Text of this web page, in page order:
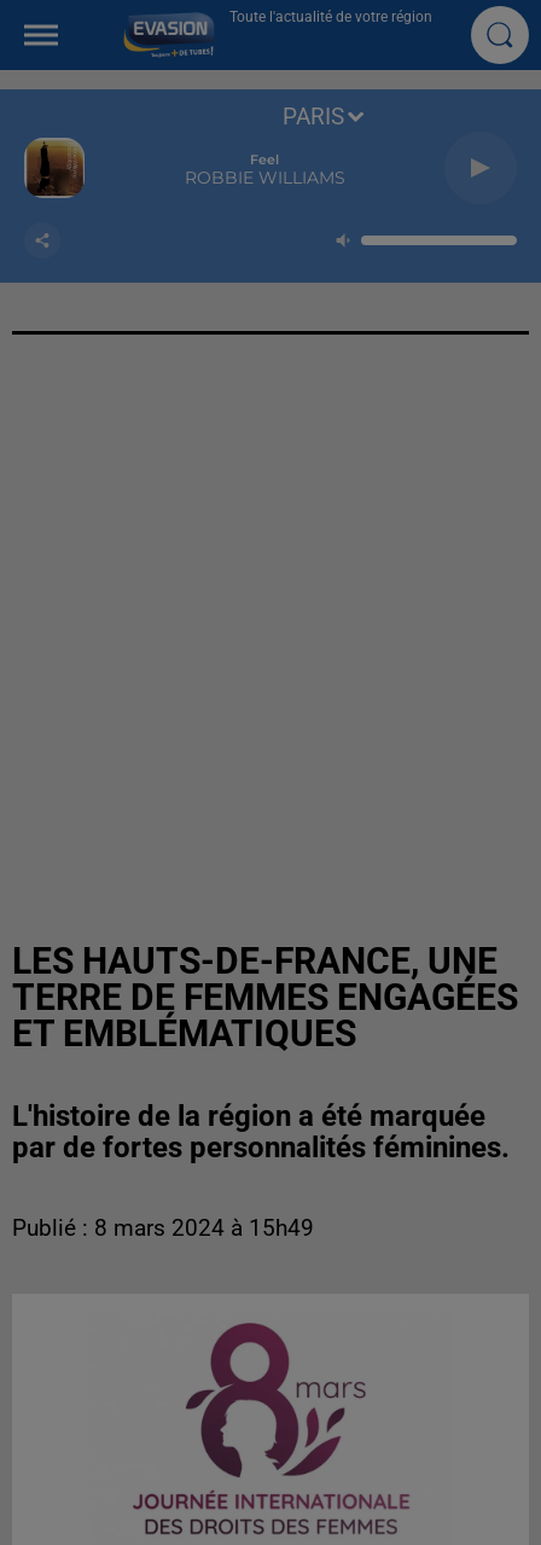
Toute l'actualité de votre région
Feel
ROBBIE WILLIAMS
PARIS
LES HAUTS-DE-FRANCE, UNE
TERRE DE FEMMES ENGAGÉES
ET EMBLÉMATIQUES
L'histoire de la région a été marquée
par de fortes personnalités féminines.
Publié : 8 mars 2024 à 15h49